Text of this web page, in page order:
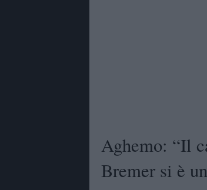
Aghemo: “Il
Bremer si è